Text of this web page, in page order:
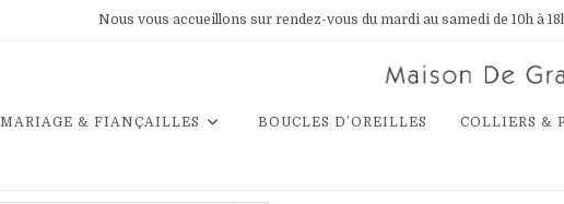
Nous vous accueillons sur rendez-vous du mardi au samedi de 10h à
MARIAGE & FIANÇAILLES BOUCLES D’OREILLES COLLIERS &